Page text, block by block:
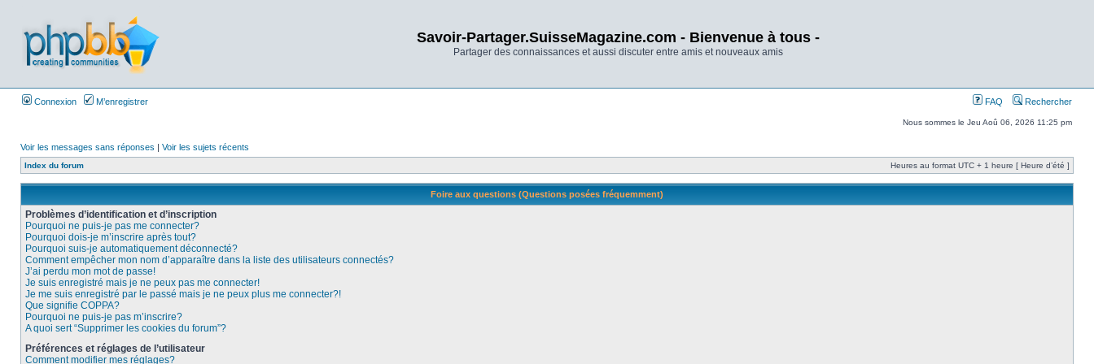
Savoir-Partager.SuisseMagazine.com - Bienvenue à tous -
Partager des connaissances et aussi discuter entre amis et nouveaux amis
Connexion M’enregistrer FAQ Rechercher
Nous sommes le Jeu Aoû 06, 2026 11:25 pm
Voir les messages sans réponses | Voir les sujets récents
Index du forum Heures au format UTC + 1 heure [ Heure d’été ]
Foire aux questions (Questions posées fréquemment)
Problèmes d’identification et d’inscription
Pourquoi ne puis-je pas me connecter?
Pourquoi dois-je m’inscrire après tout?
Pourquoi suis-je automatiquement déconnecté?
Comment empêcher mon nom d’apparaître dans la liste des utilisateurs connectés?
J’ai perdu mon mot de passe!
Je suis enregistré mais je ne peux pas me connecter!
Je me suis enregistré par le passé mais je ne peux plus me connecter?!
Que signifie COPPA?
Pourquoi ne puis-je pas m’inscrire?
A quoi sert “Supprimer les cookies du forum”?
Préférences et réglages de l’utilisateur
Comment modifier mes réglages?